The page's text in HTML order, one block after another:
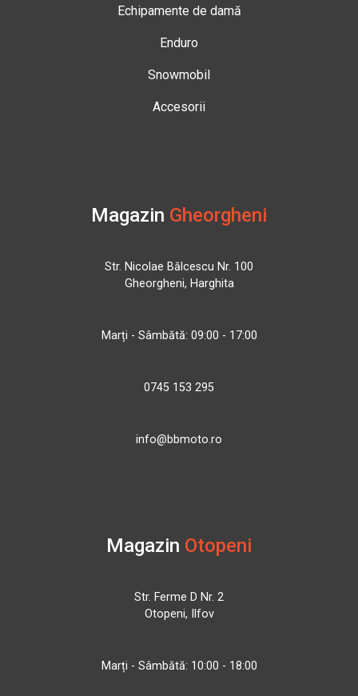
Echipamente de damă
Enduro
Snowmobil
Accesorii
Magazin Gheorgheni
Str. Nicolae Bălcescu Nr. 100
Gheorgheni, Harghita
Marți - Sâmbătă: 09:00 - 17:00
0745 153 295
info@bbmoto.ro
Magazin Otopeni
Str. Ferme D Nr. 2
Otopeni, Ilfov
Marți - Sâmbătă: 10:00 - 18:00